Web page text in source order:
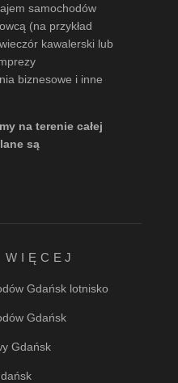
samochodów
(na przykład
kawalerski lub
biznesowe i inne
na terenie całej
są
Gdańsk lotnisko
Gdańsk
Gdańsk